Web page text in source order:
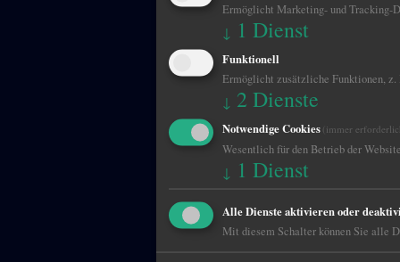
Ermöglicht Marketing- und Tracking-
↓ 1 Dienst
Funktionell
Ermöglicht zusätzliche Funktionen, z.
↓ 2 Dienste
Notwendige Cookies (immer
Wesentlich für den Betrieb der
↓ 1 Dienst
Alle Dienste aktivieren oder
Mit diesem Schalter können Sie alle